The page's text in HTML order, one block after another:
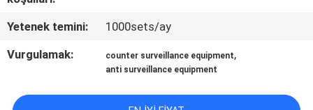
TEKLIF
ISTEĞI
Yetenek temini:
1000sets/ay
Vurgulamak:
counter surveillance equipment,
anti surveillance equipment